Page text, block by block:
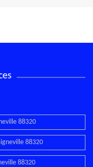
88320
88320
88320